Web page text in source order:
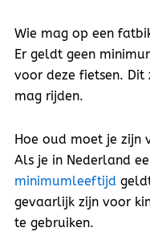
Wie mag op een
Er geldt geen
voor deze fietsen.
mag rijden.
Hoe oud moet je zijn
Als je in Nederland
minimumleeftijd
gevaarlijk zijn voor
te gebruiken.